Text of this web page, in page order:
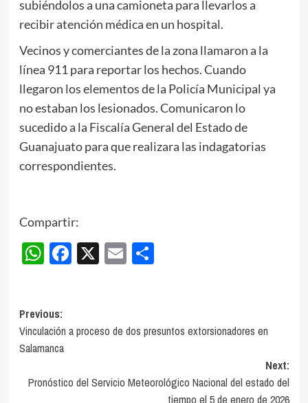
subiéndolos a una camioneta para llevarlos a
recibir atención médica en un hospital.
Vecinos y comerciantes de la zona llamaron a la
línea 911 para reportar los hechos. Cuando
llegaron los elementos de la Policía Municipal ya
no estaban los lesionados. Comunicaron lo
sucedido a la Fiscalía General del Estado de
Guanajuato para que realizara las indagatorias
correspondientes.
Compartir:
WhatsApp
Facebook
X EmailCompartir
Post
navigation
Previous:
Vinculación a proceso de dos presuntos extorsionadores en
Salamanca
Next:
Pronóstico del Servicio Meteorológico Nacional del estado del
tiempo el 5 de enero de 2026